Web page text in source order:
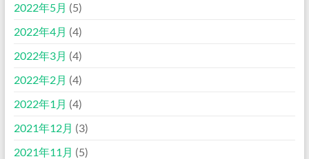
2022年5月 (5)
2022年4月 (4)
2022年3月 (4)
2022年2月 (4)
2022年1月 (4)
2021年12月 (3)
2021年11月 (5)